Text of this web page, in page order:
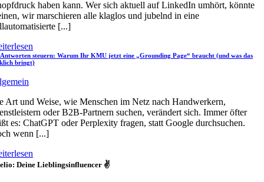
haben kann. Wer sich aktuell auf LinkedIn umhört, könnte
wir marschieren alle klaglos und jubelnd in eine
[...]
steuern: Warum Ihr KMU jetzt eine „Grounding Page“ braucht (und was das
bringt)
Art und Weise, wie Menschen im Netz nach Handwerkern,
oder B2B-Partnern suchen, verändert sich. Immer öfter
es: ChatGPT oder Perplexity fragen, statt Google durchsuchen.
wenn [...]
Deine Lieblingsinfluencer ✌️